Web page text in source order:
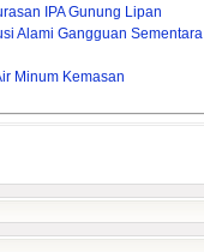
IPA Gunung Lipan
Alami Gangguan Sementara
Minum Kemasan